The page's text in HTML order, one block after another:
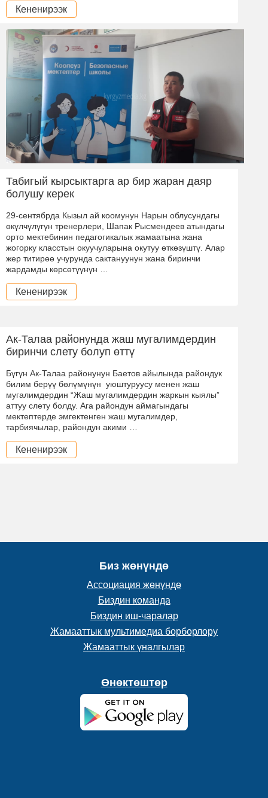
Кененирээк
Табигый кырсыктарга ар бир жаран даяр
болушу керек
29-сентябрда Кызыл ай коомунун Нарын облусундагы
өкүлчүлүгүн тренерлери, Шапак Рысмендеев атындагы
орто мектебинин педагогикалык жамаатына жана
жогорку класстын окуучуларына окутуу өткөзүштү. Алар
жер титирөө учурунда сактануунун жана биринчи
жардамды көрсөтүүнүн …
Кененирээк
Ак-Талаа районунда жаш мугалимдердин
биринчи слету болуп өттү
Бүгүн Ак-Талаа районунун Баетов айылында райондук
билим берүү бөлүмүнүн уюштуруусу менен жаш
мугалимдердин “Жаш мугалимдердин жаркын кыялы”
аттуу слету болду. Ага райондун аймагындагы
мектептерде эмгектенген жаш мугалимдер,
тарбиячылар, райондун акими …
Кененирээк
Биз жөнүндө
Ассоциация жөнүндө
Биздин команда
Биздин иш-чаралар
Жамааттык мультимедиа борборлору
Жамааттык үналгылар
Өнөктөштөр